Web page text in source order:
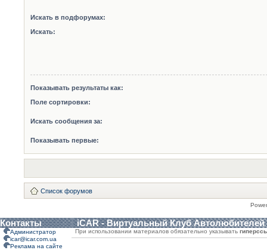
Искать в подфорумах:
Искать:
Показывать результаты как:
Поле сортировки:
Искать сообщения за:
Показывать первые:
Список форумов
Контакты iCAR - Виртуальный Клуб Автолюбителей
Администратор
icar@icar.com.ua
Реклама на сайте
При использовании материалов обязательно указывать